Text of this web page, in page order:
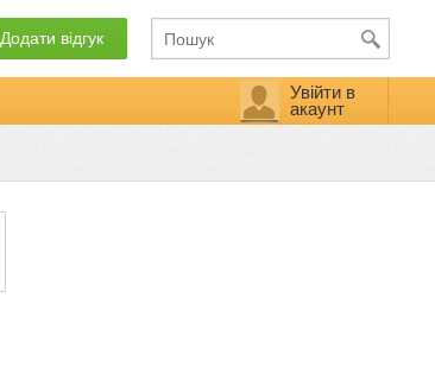
Додати відгук
Увійти в
акаунт